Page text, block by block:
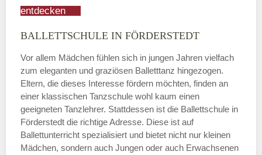
entdecken
BALLETTSCHULE IN FÖRDERSTEDT
Vor allem Mädchen fühlen sich in jungen Jahren vielfach
zum eleganten und graziösen Balletttanz hingezogen.
Eltern, die dieses Interesse fördern möchten, finden an
einer klassischen Tanzschule wohl kaum einen
geeigneten Tanzlehrer. Stattdessen ist die Ballettschule in
Förderstedt die richtige Adresse. Diese ist auf
Ballettunterricht spezialisiert und bietet nicht nur kleinen
Mädchen, sondern auch Jungen oder auch Erwachsenen